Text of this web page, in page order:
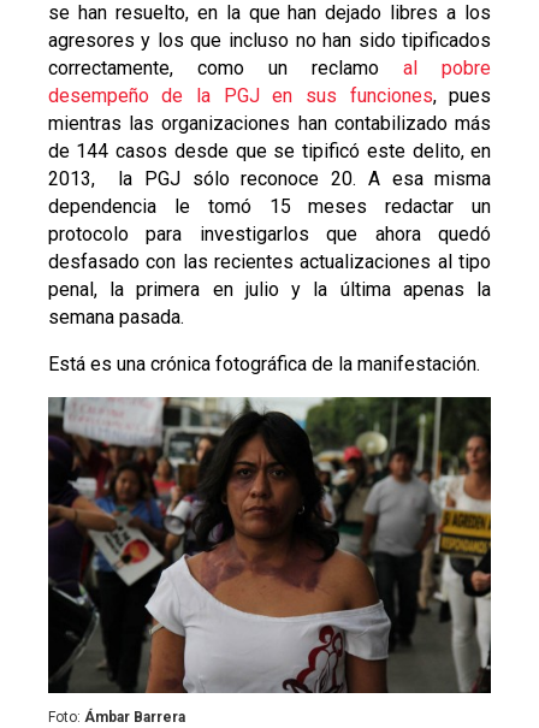
se han resuelto, en la que han dejado libres a los
agresores y los que incluso no han sido tipificados
correctamente, como un reclamoal pobre
desempeño de la PGJ en sus funciones, pues
mientras las organizaciones han contabilizado más
de 144 casos desde que se tipificó este delito, en
2013, la PGJ sólo reconoce 20. A esa misma
dependencia le tomó 15 meses redactar un
protocolo para investigarlos que ahora quedó
desfasado con las recientes actualizaciones al tipo
penal, la primera en julio y la última apenas la
semana pasada.
Está es una crónica fotográfica de la manifestación.
Foto: Ámbar Barrera